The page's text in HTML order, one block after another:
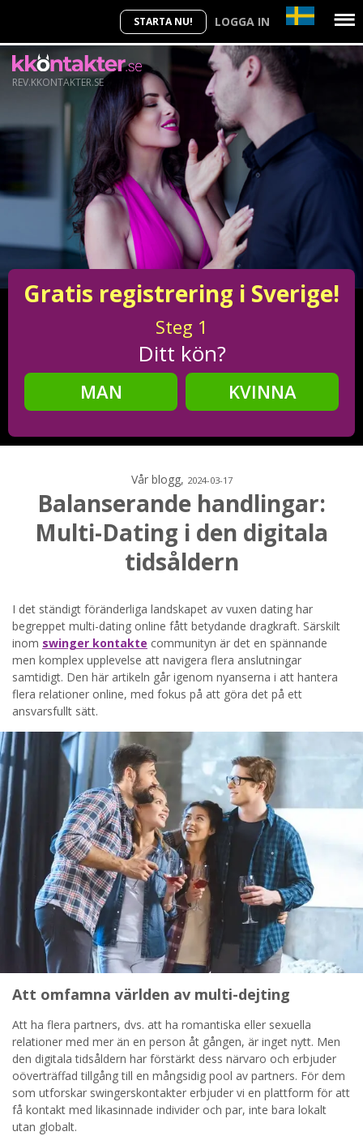
STARTA NU! LOGGA IN
REV.KKONTAKTER.SE
Gratis registrering i Sverige!
Steg 1
Ditt kön?
MAN
KVINNA
Steg2
Steg3
Din mailadress?
Genom att registrera godkänner jagVillkorenoch
Sekretesspolicyn. Jag godkänner att ta emot information och
reklam via e-post från hemsidans operatörer. Jag kan dra
tillbaka godkännande när jag vill.
STARTA NU!
Vår blogg, 2024-03-17
Balanserande handlingar:
Multi-Dating i den digitala
tidsåldern
I det ständigt föränderliga landskapet av vuxen dating har
begreppet multi-dating online fått betydande dragkraft. Särskilt
inom swinger kontakte communityn är det en spännande
men komplex upplevelse att navigera flera anslutningar
samtidigt. Den här artikeln går igenom nyanserna i att hantera
flera relationer online, med fokus på att göra det på ett
ansvarsfullt sätt.
Att omfamna världen av multi-dejting
Att ha flera partners, dvs. att ha romantiska eller sexuella
relationer med mer än en person åt gången, är inget nytt. Men
den digitala tidsåldern har förstärkt dess närvaro och erbjuder
oöverträffad tillgång till en mångsidig pool av partners. För dem
som utforskar swingerskontakter erbjuder vi en plattform för att
få kontakt med likasinnade individer och par, inte bara lokalt
utan globalt.